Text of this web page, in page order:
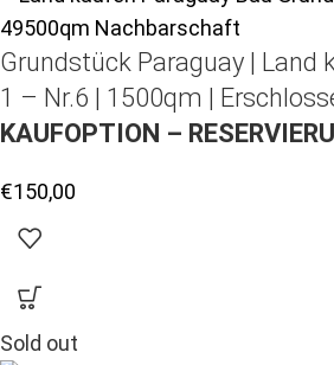
Grundstück Paraguay | Land
1 – Nr.6 | 1500qm |
KAUFOPTION –
€150,00
Sold out